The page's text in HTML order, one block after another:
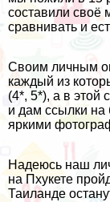
составили своё
сравнивать и
Своим личным
каждый из
(4*, 5*), а в этой
и дам ссылки
яркими
Надеюсь наш
на Пхукете
Таиланде